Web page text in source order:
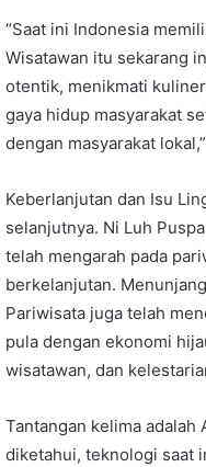
“Saat ini Indonesia
Wisatawan itu sekarang
otentik, menikmati
gaya hidup masyarakat
dengan masyarakat
Keberlanjutan dan Isu
selanjutnya. Ni Luh
telah mengarah pada
berkelanjutan.
Pariwisata juga telah
pula dengan ekonomi
wisatawan, dan
Tantangan kelima
diketahui, teknologi saat